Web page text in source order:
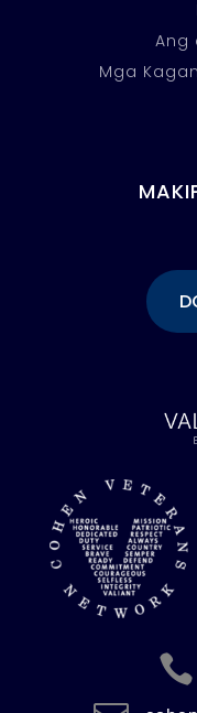
Ang
Mga
